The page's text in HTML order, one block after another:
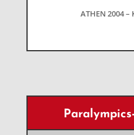
ATHEN 2004